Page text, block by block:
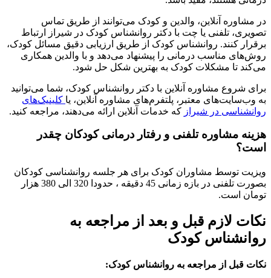
در مشاوره آنلاین، والدین و کودک می‌توانند از طریق تماس
تصویری، تلفنی یا چت با دکتر روانشناس کودک در شیراز ارتباط
برقرار کنند. روانشناس کودک از طریق ارزیابی دقیق مسائل کودک،
روش‌های مناسب درمانی را پیشنهاد می‌دهد و با والدین همکاری
می‌کند تا مشکلات کودک به بهترین شکل حل شود.
برای شروع مشاوره آنلاین با دکتر روانشناس کودک، شما می‌توانید
به وب‌سایت‌های معتبر، پلتفرم‌های مشاوره آنلاین، یا کلینیک‌های
روانشناسی در شیراز که خدمات آنلاین ارائه می‌دهند، مراجعه کنید.
هزینه مشاوره تلفنی و رفتار درمانی کودکان چقدر
است؟
ویزیت توسط مشاوران کودک برای هر جلسه روانشناسی کودکان
بصورت تلفنی در بازه زمانی 45 دقیقه ، حدودا 320 الی 380 هزار
تومان است.
نکات لازم قبل و بعد از مراجعه به
روانشناس کودک
نکات قبل از مراجعه به روانشناس کودک: